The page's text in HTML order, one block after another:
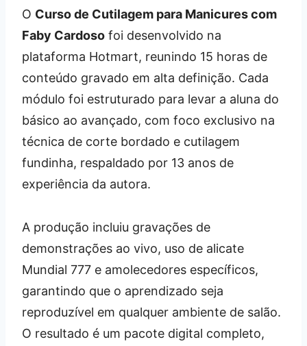
O Curso de Cutilagem para Manicures com
Faby Cardoso foi desenvolvido na
plataforma Hotmart, reunindo 15 horas de
conteúdo gravado em alta definição. Cada
módulo foi estruturado para levar a aluna do
básico ao avançado, com foco exclusivo na
técnica de corte bordado e cutilagem
fundinha, respaldado por 13 anos de
experiência da autora.
A produção incluiu gravações de
demonstrações ao vivo, uso de alicate
Mundial 777 e amolecedores específicos,
garantindo que o aprendizado seja
reproduzível em qualquer ambiente de salão.
O resultado é um pacote digital completo,